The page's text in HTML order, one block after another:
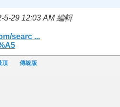
5-29 12:03 AM 編輯
searc ...
頂 傳統版